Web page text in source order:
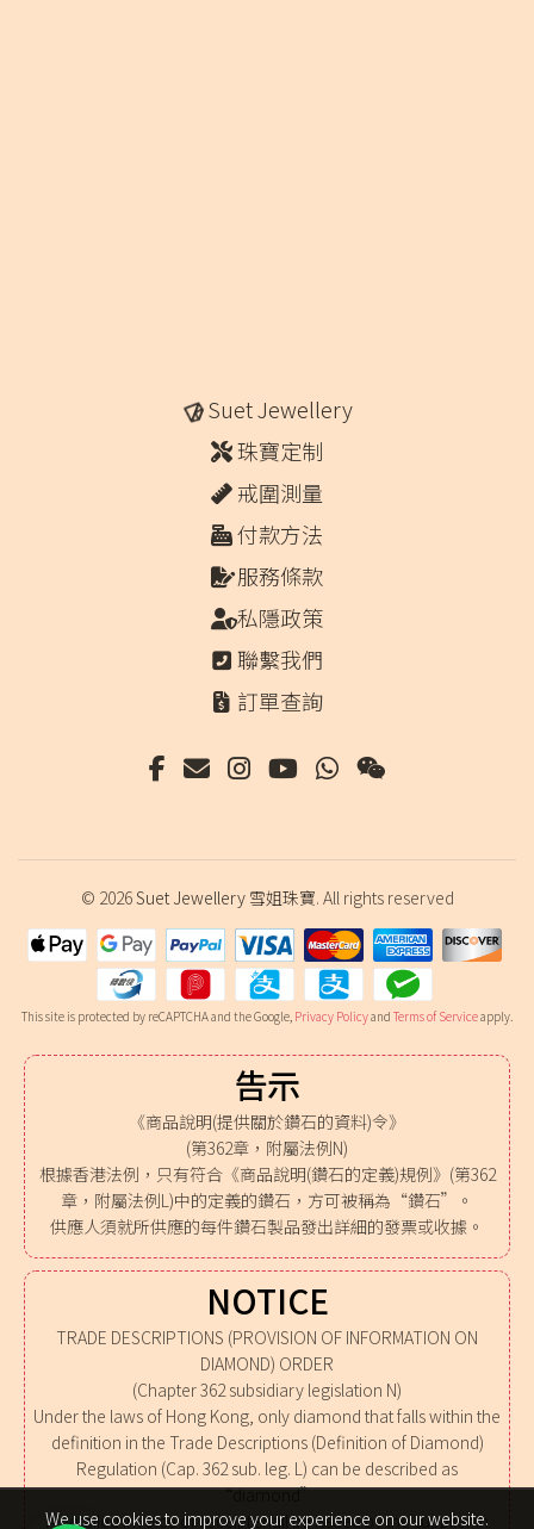
Suet Jewellery
珠寶定制
戒圍測量
付款方法
服務條款
私隱政策
聯繫我們
訂單查詢
© 2026Suet Jewellery 雪姐珠寶. All rights reserved
This site is protected by reCAPTCHA and the Google, Privacy Policyand Terms of Serviceapply.
告示
《商品說明(提供關於鑽石的資料)令》
(第362章，附屬法例N)
根據香港法例，只有符合《商品說明(鑽石的定義)規例》(第362
章，附屬法例L)中的定義的鑽石，方可被稱為“鑽石”。
供應人須就所供應的每件鑽石製品發出詳細的發票或收據。
NOTICE
TRADE DESCRIPTIONS (PROVISION OF INFORMATION ON
DIAMOND) ORDER
(Chapter 362 subsidiary legislation N)
Under the laws of Hong Kong, only diamond that falls within the
definition in the Trade Descriptions (Definition of Diamond)
Regulation (Cap. 362 sub. leg. L) can be described as
“diamond”.
A detailed invoice or receipt shall be issued by the supplier in
We use cookies to improve your experience on our website.